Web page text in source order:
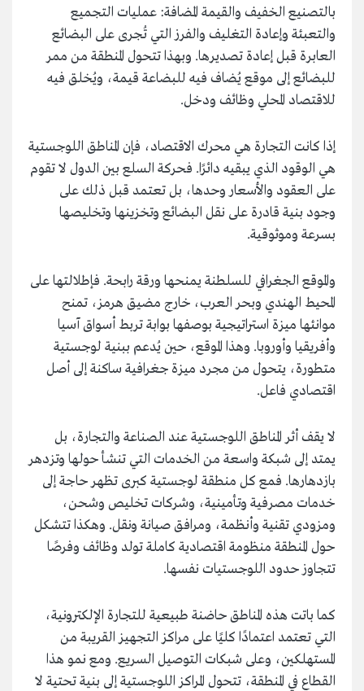
بالتصنيع الخفيف والقيمة المضافة: عمليات التجميع
والتعبئة وإعادة التغليف والفرز التي تُجرى على البضائع
العابرة قبل إعادة تصديرها. وبهذا تتحول المنطقة من ممر
للبضائع إلى موقع يُضاف فيه للبضاعة قيمة، ويُخلق فيه
للاقتصاد المحلي وظائف ودخل.
إذا كانت التجارة هي محرك الاقتصاد، فإن المناطق اللوجستية
هي الوقود الذي يبقيه دائرًا. فحركة السلع بين الدول لا تقوم
على العقود والأسعار وحدها، بل تعتمد قبل ذلك على
وجود بنية قادرة على نقل البضائع وتخزينها وتخليصها
بسرعة وموثوقية.
والموقع الجغرافي للسلطنة يمنحها ورقة رابحة. فإطلالتها على
المحيط الهندي وبحر العرب، خارج مضيق هرمز، تمنح
موانئها ميزة استراتيجية بوصفها بوابة تربط أسواق آسيا
وأفريقيا وأوروبا. وهذا الموقع، حين يُدعم ببنية لوجستية
متطورة، يتحول من مجرد ميزة جغرافية ساكنة إلى أصل
اقتصادي فاعل.
لا يقف أثر المناطق اللوجستية عند الصناعة والتجارة، بل
يمتد إلى شبكة واسعة من الخدمات التي تنشأ حولها وتزدهر
بازدهارها. فمع كل منطقة لوجستية كبرى تظهر حاجة إلى
خدمات مصرفية وتأمينية، وشركات تخليص وشحن،
ومزودي تقنية وأنظمة، ومرافق صيانة ونقل. وهكذا تتشكل
حول المنطقة منظومة اقتصادية كاملة تولد وظائف وفرصًا
تتجاوز حدود اللوجستيات نفسها.
كما باتت هذه المناطق حاضنة طبيعية للتجارة الإلكترونية،
التي تعتمد اعتمادًا كليًا على مراكز التجهيز القريبة من
المستهلكين، وعلى شبكات التوصيل السريع. ومع نمو هذا
القطاع في المنطقة، تتحول المراكز اللوجستية إلى بنية تحتية لا